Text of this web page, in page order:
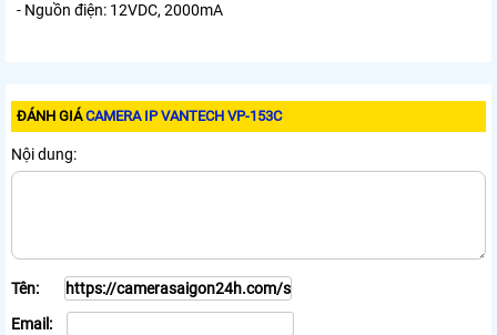
- Nguồn điện: 12VDC, 2000mA
ĐÁNH GIÁCAMERA IP VANTECH VP-153C
Nội dung:
Tên:
Email: